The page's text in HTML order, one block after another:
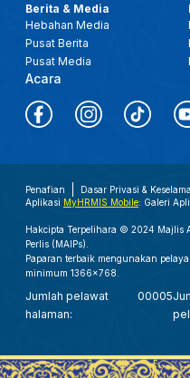
Berita & Media
Hebahan Media
Pusat Berita
Pusat Media
Acara
Penafian Dasar Privasi &
Aplikasi MyHRMIS Mobile: Galeri
Hakcipta Terpelihara © 2024 Majlis
Perlis (MAIPs).
Paparan terbaik mengunakan
minimum 1366x768.
Jumlah pelawat
halaman:
00005